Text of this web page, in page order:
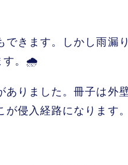
きます。しかし雨漏
す。🌧️
りました。冊子は外
が侵入経路になります